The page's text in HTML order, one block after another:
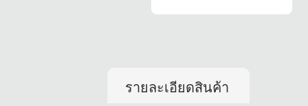
รายละเอียดสินค้า